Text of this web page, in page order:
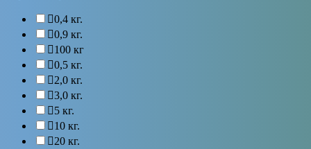
0,4 кг.
0,9 кг.
100 кг
0,5 кг.
2,0 кг.
3,0 кг.
5 кг.
10 кг.
20 кг.